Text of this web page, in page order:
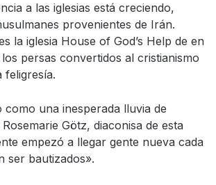
a las iglesias está creciendo,
provenientes de Irán.
la iglesia House of God’s Help de en
persas convertidos al cristianismo
feligresía.
como una inesperada lluvia de
Götz, diaconisa de esta
empezó a llegar gente nueva cada
ser bautizados».